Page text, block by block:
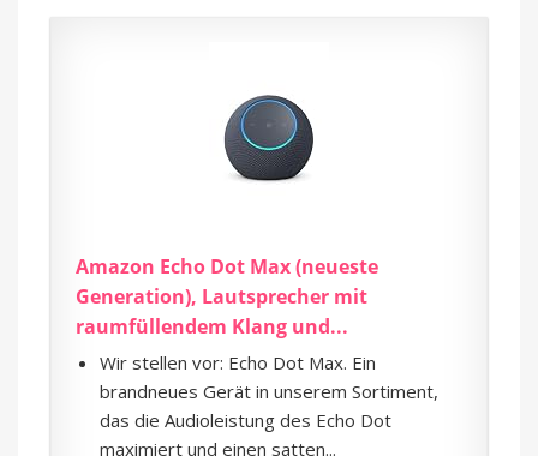
Amazon Echo Dot Max (neueste
Generation), Lautsprecher mit
raumfüllendem Klang und...
Wir stellen vor: Echo Dot Max. Ein
brandneues Gerät in unserem Sortiment,
das die Audioleistung des Echo Dot
maximiert und einen satten...